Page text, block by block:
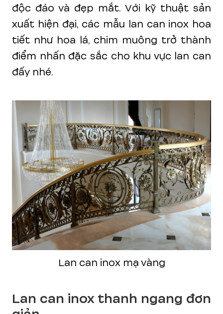
độc đáo và đẹp mắt. Với kỹ thuật sản
xuất hiện đại, các mẫu lan can inox hoa
tiết như hoa lá, chim muông trở thành
điểm nhấn đặc sắc cho khu vực lan can
đấy nhé.
Lan can inox mạ vàng
Lan can inox thanh ngang đơn